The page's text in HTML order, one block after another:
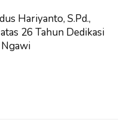
Hariyanto, S.Pd.,
26 Tahun Dedikasi